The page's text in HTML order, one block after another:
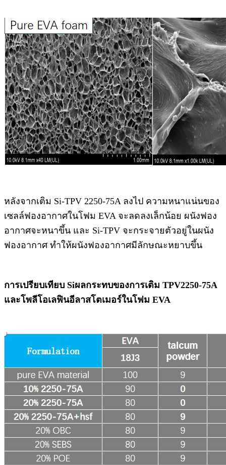
หลังจากเติม Si-TPV 2250-75A ลงไป ความหนาแน่นของ
เซลล์ฟองอากาศในโฟม EVA จะลดลงเล็กน้อย ผนังฟอง
อากาศจะหนาขึ้น และ Si-TPV จะกระจายตัวอยู่ในผนัง
ฟองอากาศ ทำให้ผนังฟองอากาศมีลักษณะหยาบขึ้น
การเปรียบเทียบ Siผลกระทบของการเติม TPV2250-75A
และโพลีโอเลฟินอีลาสโตเมอร์ในโฟม EVA